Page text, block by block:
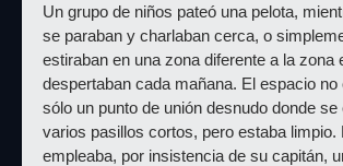
Un grupo de niños pateó una pelota,
se paraban y charlaban cerca, o
estiraban en una zona diferente a la zona
despertaban cada mañana. El espacio no
sólo un punto de unión desnudo donde se
varios pasillos cortos, pero estaba limpio.
empleaba, por insistencia de su capitán,